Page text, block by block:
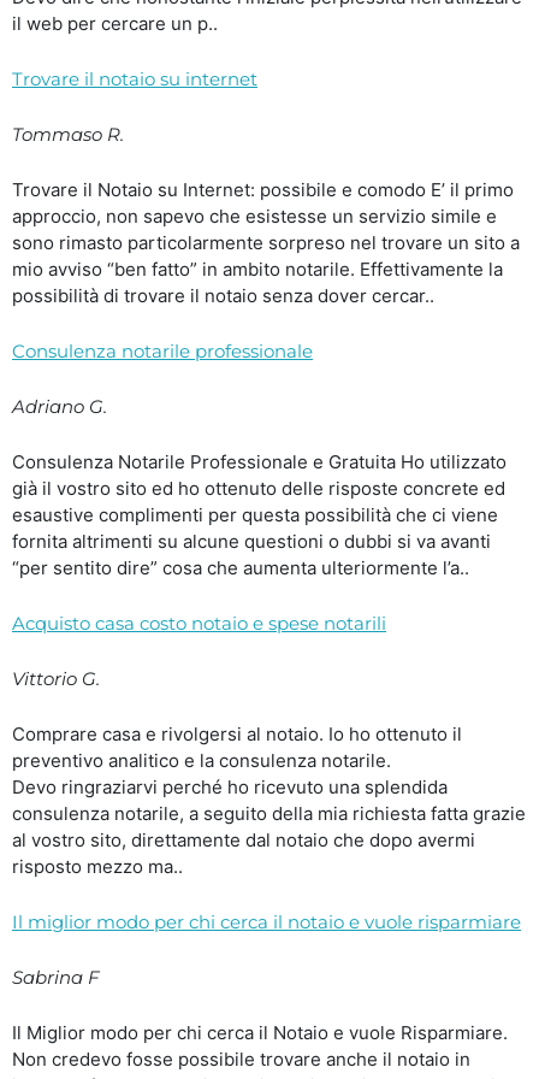
il web per cercare un p..
Trovare il notaio su internet
Tommaso R.
Trovare il Notaio su Internet: possibile e comodo E’ il primo
approccio, non sapevo che esistesse un servizio simile e
sono rimasto particolarmente sorpreso nel trovare un sito a
mio avviso “ben fatto” in ambito notarile. Effettivamente la
possibilità di trovare il notaio senza dover cercar..
Consulenza notarile professionale
Adriano G.
Consulenza Notarile Professionale e Gratuita Ho utilizzato
già il vostro sito ed ho ottenuto delle risposte concrete ed
esaustive complimenti per questa possibilità che ci viene
fornita altrimenti su alcune questioni o dubbi si va avanti
“per sentito dire” cosa che aumenta ulteriormente l’a..
Acquisto casa costo notaio e spese notarili
Vittorio G.
Comprare casa e rivolgersi al notaio. Io ho ottenuto il
preventivo analitico e la consulenza notarile.
Devo ringraziarvi perché ho ricevuto una splendida
consulenza notarile, a seguito della mia richiesta fatta grazie
al vostro sito, direttamente dal notaio che dopo avermi
risposto mezzo ma..
Il miglior modo per chi cerca il notaio e vuole risparmiare
Sabrina F
Il Miglior modo per chi cerca il Notaio e vuole Risparmiare.
Non credevo fosse possibile trovare anche il notaio in